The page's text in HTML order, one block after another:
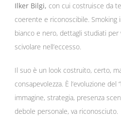
Ilker Bilgi, con cui costruisce da
coerente e riconoscibile. Smoking
bianco e nero, dettagli studiati per
scivolare nell’eccesso.
Il suo è un look costruito, certo,
consapevolezza. È l’evoluzione del
immagine, strategia, presenza
debole personale, va riconosciuto.